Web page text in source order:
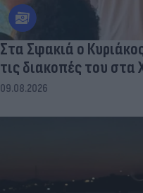
Στα Σφακιά ο
τις διακοπές του στα
09.08.2026